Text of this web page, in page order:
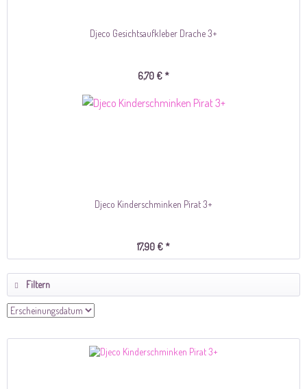
Djeco Gesichtsaufkleber Drache 3+
6,70 € *
Djeco Kinderschminken Pirat 3+
17,90 € *
Filtern